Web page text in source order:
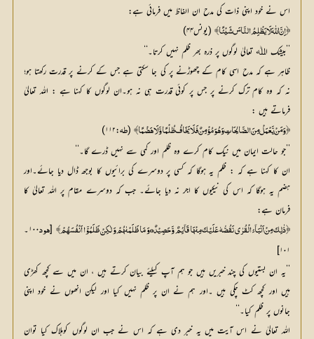
اس نے خود اپنی ذات کی مدح ان الفاظ میں فرمائی ہے:
﴿ اِنَّ اللّٰہَ لَا یَظْلِمُ النَّاسَ شَیْئًا﴾ (یونس۴۴)
’’بیشک اﷲ تعالیٰ لوگوں پر ذرہ بھر ظلم نہیں کرتا۔‘‘
ظاہر ہے کہ مدح اسی کام کے چھوڑنے پر کی جا سکتی ہے جس کے کرنے پر قدرت رکھتا ہو؛
نہ کہ وہ کام ترک کرنے پر جس پر کوئی قدرت ہی نہ ہو۔ان لوگوں کا کہنا ہے : اللہ تعالیٰ
فرماتے ہیں :
﴿ وَمَنْ یَّعْمَلْ مِنَ الصَّالِحَاتِ وَہُوَ مُؤْمِنٌ فَلَا یَخَافُ ظُلْمًا وَّلَا ہَضْمًا﴾ (طہ:۱۱۲)
’’جو حالت ایمان میں نیک کام کرے وہ ظلم اور کمی سے نہیں ڈرے گا۔‘‘
ان کا کہنا ہے کہ : ظلم یہ ہوگا کہ کسی پر دوسرے کی برائیوں کا بوجھ ڈال دیا جائے۔اور
ہضم یہ ہوگا کہ اس کی نیکیوں کا اجر نہ دیا جائے۔ جب کہ دوسرے مقام پر اللہ تعالیٰ کا
فرمان ہے:
﴿ذٰلِکَ مِنْ اَنْبَآئِ الْقُرٰی نَقُصُّہٗ عَلَیْکَ مِنْہَا قَآئِمٌ وَّ حَصِیْدٌoوَ مَا ظَلَمْنٰہُمْ وَ لٰکِنْ ظَلَمُوْٓا اَنْفُسَہُمْ ﴾ [ھود
۱۰۰۔
۱۰۱]
’’یہ ان بستیوں کی چند خبریں ہیں جو ہم آپ کیلئے بیان کرتے ہیں ، ان میں سے کچھ کھڑی
ہیں اور کچھ کٹ چکی ہیں ۔اور ہم نے ان پر ظلم نہیں کیا اور لیکن انھوں نے خود اپنی
جانوں پر ظلم کیا۔‘‘
اللہ تعالیٰ نے اس آیت میں یہ خبر دی ہے کہ اس نے جب ان لوگوں کوہلاک کیا توان